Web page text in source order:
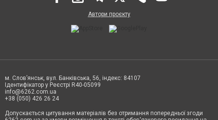
Автори проєкту
м. Слов’янськ, вул. Банківська, 56, індекс: 84107
Ідентифікатор у Реєстрі R40-05099
info@6262.com.ua
+38 (050) 426 26 24
Допускається цитування матеріалів без отримання попередньої згоди